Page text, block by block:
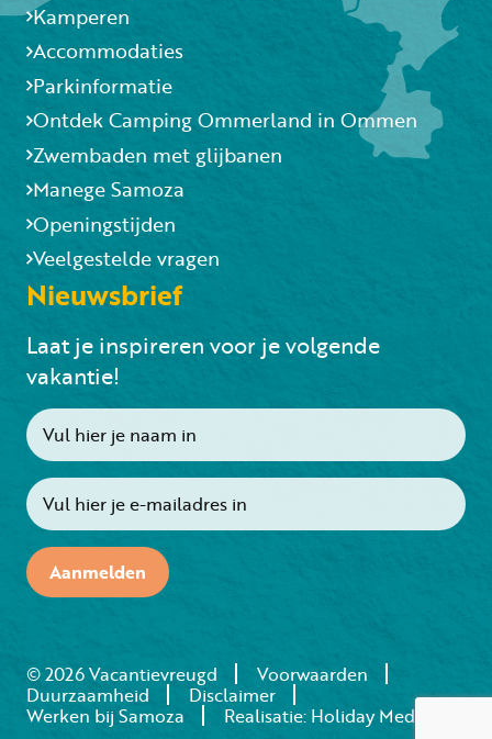
Kamperen
Accommodaties
Parkinformatie
Ontdek Camping Ommerland in Ommen
Zwembaden met glijbanen
Manege Samoza
Openingstijden
Veelgestelde vragen
Nieuwsbrief
Laat je inspireren voor je volgende
vakantie!
Aanmelden
© 2026 Vacantievreugd
Voorwaarden
Duurzaamheid
Disclaimer
Werken bij Samoza
Realisatie: Holiday Media